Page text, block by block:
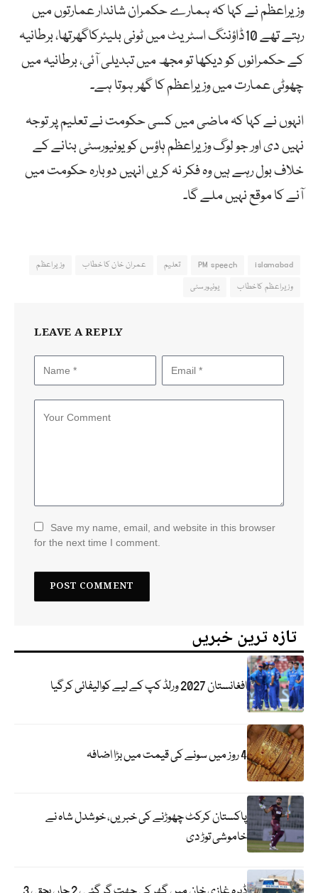
وزیراعظم نے کہا کہ ہمارے حکمران شاندار عمارتوں میں
رہتے تھے 10ڈاؤننگ اسٹریٹ میں ٹونی بلیئرکاگھرتھا، برطانیہ
کے حکمرانوں کو دیکھا تو مجھ میں تبدیلی آئی، برطانیہ میں
چھوٹی عمارت میں وزیراعظم کا گھر ہوتا ہے۔
انہوں نے کہا کہ ماضی میں کسی حکومت نے تعلیم پر توجہ
نہیں دی اور جو لوگ وزیراعظم ہاؤس کو یونیورسٹی بنانے کے
خلاف بول رہے ہیں وہ فکر نہ کریں انہیں دوبارہ حکومت میں
آنے کا موقع نہیں ملے گا۔
islamabad
PM speech تعلیم عمران خان کا خطاب
وزیراعظم
وزیراعظم کاخطاب
یونیورسٹی
LEAVE A REPLY
Save my name, email, and website in this browser
for the next time I comment.
تازہ ترین خبریں
افغانستان 2027 ورلڈ کپ کے لیے کوالیفائی کرگیا
4 روز میں سونے کی قیمت میں بڑا اضافہ
پاکستان کرکٹ چھوڑنے کی خبریں، خوشدل شاہ نے
خاموشی توڑ دی